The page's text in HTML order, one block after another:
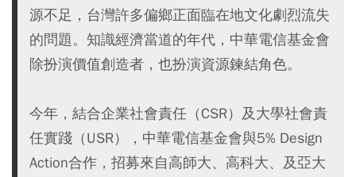
源不足，台灣許多偏鄉正面臨在地文化劇烈流失
的問題。知識經濟當道的年代，中華電信基金會
除扮演價值創造者，也扮演資源鍊結角色。
今年，結合企業社會責任（CSR）及大學社會責
任實踐（USR），中華電信基金會與5% Design
Action合作，招募來自高師大、高科大、及亞大